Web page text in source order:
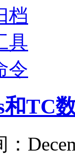
档
具
令
和TC